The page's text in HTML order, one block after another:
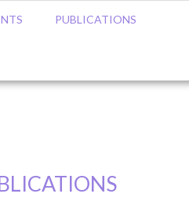
PUBLICATIONS